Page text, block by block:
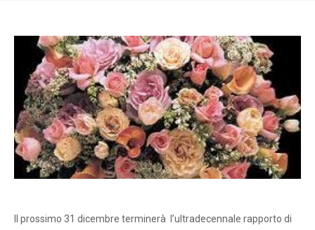
Il prossimo 31 dicembre terminerà l’ultradecennale rapporto di